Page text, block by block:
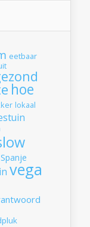
eetbaar
hoe
lokaal
Spanje
vega